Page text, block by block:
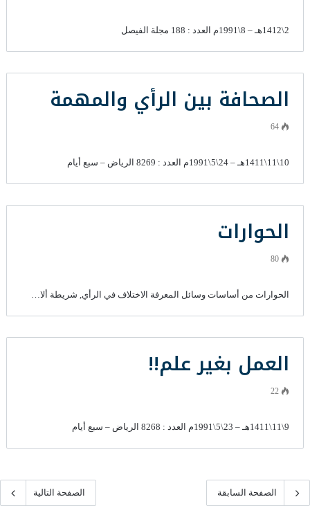
2\1412هـ – 8\1991م العدد : 188 مجلة الفيصل
الصحافة بين الرأي والمهمة
64
10\11\1411هـ – 24\5\1991م العدد : 8269 الرياض – سبع أيام
الحوارات
80
الحوارات من أساسات وسائل المعرفة الاختلاف في الرأي, شريطة ألا…
العمل بغير علم!!
22
9\11\1411هـ – 23\5\1991م العدد : 8268 الرياض – سبع أيام
الصفحة السابقة الصفحة التالية